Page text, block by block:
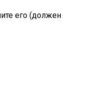
его (должен